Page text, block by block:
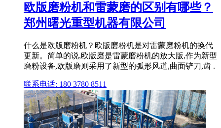
欧版磨粉机和雷蒙磨的区别有哪些？
郑州曙光重型机器有限公司
什么是欧版磨粉机？欧版磨粉机是对雷蒙磨粉机的换代
更新。简单的说,欧版磨是雷蒙磨粉机的放大版,作为新型
磨粉设备,欧版磨则采用了新型的弧形风道,曲面铲刀,齿 .
联系电话: 180 3780 8511